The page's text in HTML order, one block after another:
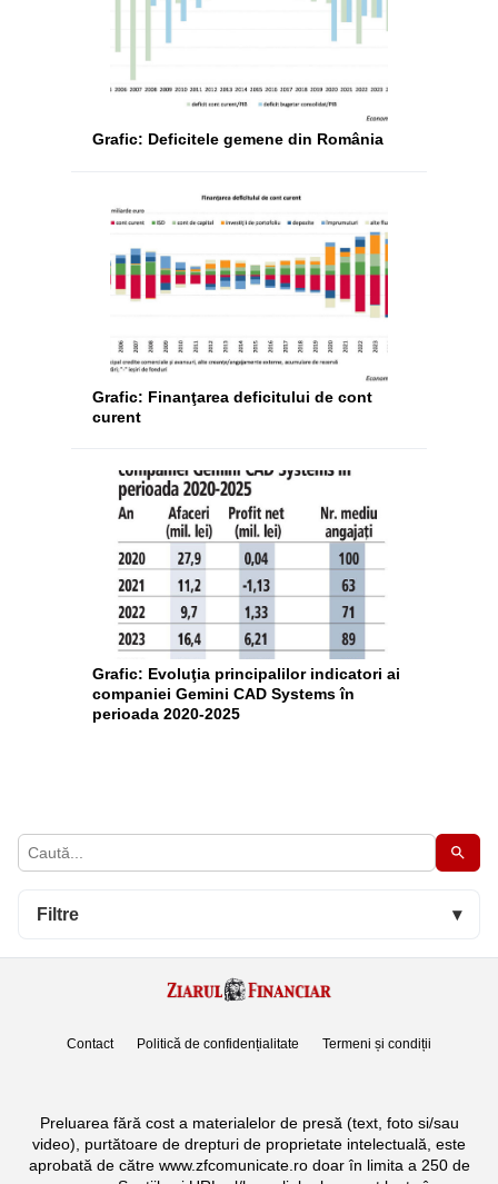
Filtre ▾
Grafic: Deficitele gemene din România
Grafic: Finanţarea deficitului de cont
curent
Grafic: Evoluţia principalilor indicatori ai
companiei Gemini CAD Systems în
perioada 2020-2025
Contact Politică de confidențialitate Termeni și condiții
Preluarea fără cost a materialelor de presă (text, foto si/sau
video), purtătoare de drepturi de proprietate intelectuală, este
aprobată de către www.zfcomunicate.ro doar în limita a 250 de